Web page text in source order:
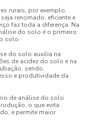
rurais, por exemplo,
seja renomado, eficiente e
faz toda a diferença. Na
do solo é o primeiro
solo.
do solo auxilia na
de acidez do solo e na
sendo,
e produtividade da
de análise do solo
o que evita
e permite maior